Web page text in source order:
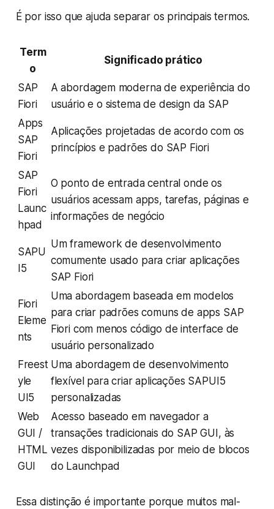
É por isso que ajuda separar os principais termos.
Term
o
Significado prático
SAP
Fiori
A abordagem moderna de experiência do
usuário e o sistema de design da SAP
Apps
SAP
Fiori
Aplicações projetadas de acordo com os
princípios e padrões do SAP Fiori
SAP
Fiori
Launc
hpad
O ponto de entrada central onde os
usuários acessam apps, tarefas, páginas e
informações de negócio
SAPU
I5
Um framework de desenvolvimento
comumente usado para criar aplicações
SAP Fiori
Fiori
Eleme
nts
Uma abordagem baseada em modelos
para criar padrões comuns de apps SAP
Fiori com menos código de interface de
usuário personalizado
Freest
yle
UI5
Uma abordagem de desenvolvimento
flexível para criar aplicações SAPUI5
personalizadas
Web
GUI /
HTML
GUI
Acesso baseado em navegador a
transações tradicionais do SAP GUI, às
vezes disponibilizadas por meio de blocos
do Launchpad
Essa distinção é importante porque muitos mal-